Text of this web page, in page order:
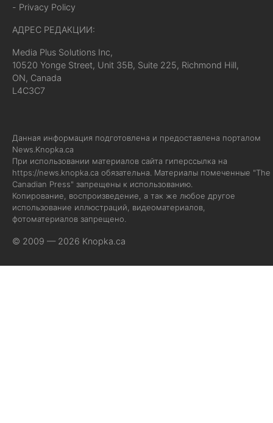
- Privacy Policy
АДРЕС РЕДАКЦИИ:
Media Plus Solutions Inc,
10520 Yonge Street, Unit 35B, Suite 225, Richmond Hill,
ON, Canada
L4C3C7
Данная информация подготовлена и предоставлена порталом
News.Knopka.ca
При использовании материалов сайта гиперссылка на
https://news.knopka.ca обязательна. Материалы помеченные "The
Canadian Press" запрещены к использованию.
Копирование, воспроизведение, а так же любое другое
использование иллюстраций, видеоматериалов,
фотоматериалов запрещено.
© 2009 — 2026 Knopka.ca